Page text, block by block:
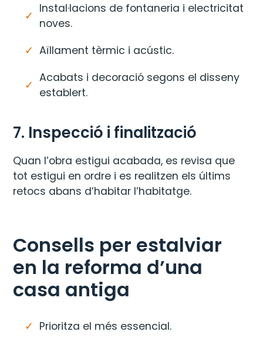
Instal·lacions de fontaneria i electricitat
noves.
Aïllament tèrmic i acústic.
Acabats i decoració segons el disseny
establert.
7. Inspecció i finalització
Quan l’obra estigui acabada, es revisa que
tot estigui en ordre i es realitzen els últims
retocs abans d’habitar l’habitatge.
Consells per estalviar
en la reforma d’una
casa antiga
Prioritza el més essencial.